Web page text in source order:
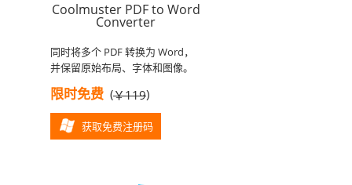
Coolmuster PDF to Word
Converter
同时将多个 PDF 转换为 Word，
并保留原始布局、字体和图像。
限时免费 (￥119)
获取免费注册码